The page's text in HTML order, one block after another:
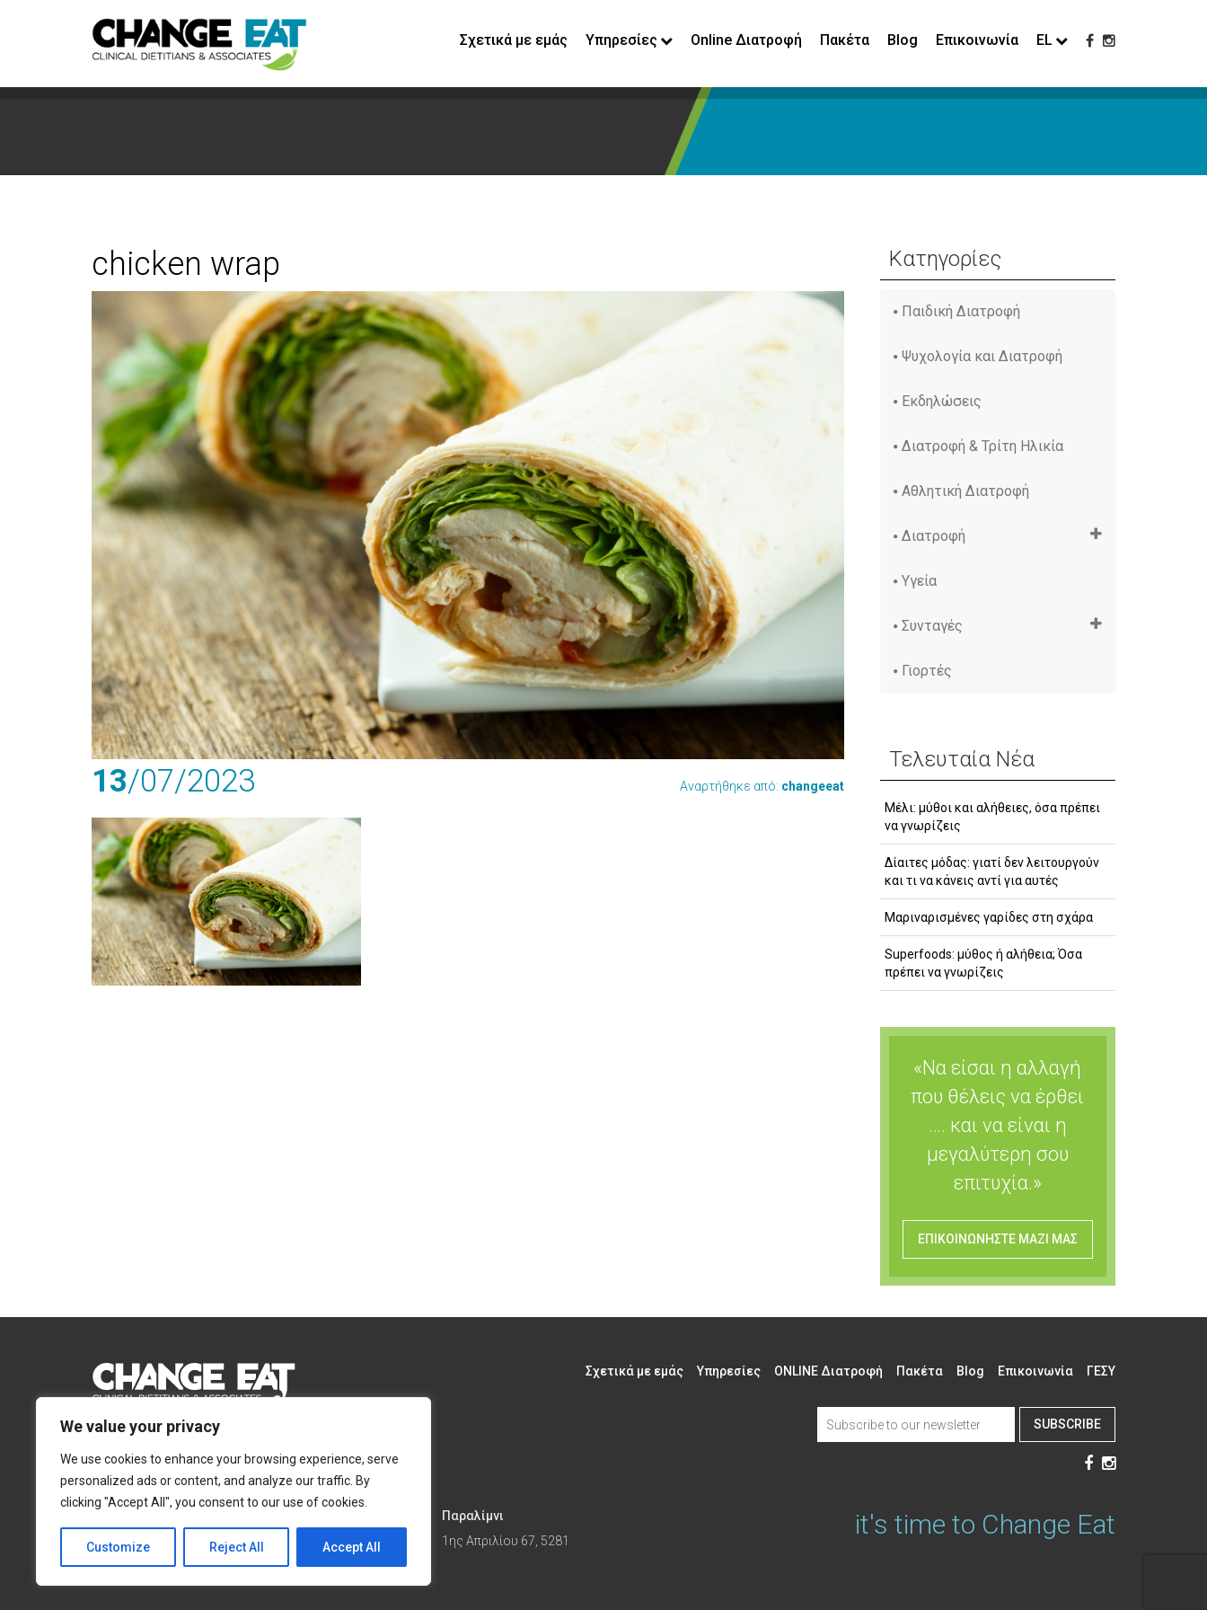
We value your privacy
We use cookies to enhance your browsing experience, serve
personalized ads or content, and analyze our traffic. By
clicking "Accept All", you consent to our use of cookies.
Customize Reject All Accept All
Σχετικά με εμάς Υπηρεσίες Online Διατροφή Πακέτα Blog Επικοινωνία EL
chicken wrap
13/07/2023 Αναρτήθηκε από: changeeat
Κατηγορίες
Παιδική Διατροφή
Ψυχολογία και Διατροφή
Εκδηλώσεις
Διατροφή & Τρίτη Ηλικία
Αθλητική Διατροφή
Διατροφή
Υγεία
Συνταγές
Γιορτές
Τελευταία Νέα
Μέλι: μύθοι και αλήθειες, όσα πρέπει
να γνωρίζεις
Δίαιτες μόδας: γιατί δεν λειτουργούν
και τι να κάνεις αντί για αυτές
Μαριναρισμένες γαρίδες στη σχάρα
Superfoods: μύθος ή αλήθεια; Όσα
πρέπει να γνωρίζεις
«Να είσαι η αλλαγή
που θέλεις να έρθει
…. και να είναι η
μεγαλύτερη σου
επιτυχία.»
ΕΠΙΚΟΙΝΩΝΗΣΤΕ ΜΑΖΙ ΜΑΣ
Email:Info@changeeat.com.cy
Telephone: 77 77 77 51
Σχετικά με εμάς Υπηρεσίες ONLINE Διατροφή Πακέτα Blog Επικοινωνία ΓΕΣΥ
SUBSCRIBE
Αγίας Άννας 4, 2054,
Αγίας Φυλάξεως 32,
Παραλίμνι
1ης Απριλίου 67, 5281
it's time to Change Eat